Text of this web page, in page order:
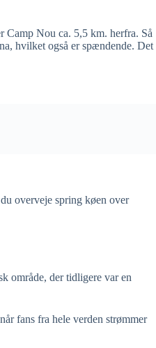
Camp Nou ca. 5,5 km. herfra. Så
hvilket også er spændende. Det
overveje spring køen over
område, der tidligere var en
fans fra hele verden strømmer